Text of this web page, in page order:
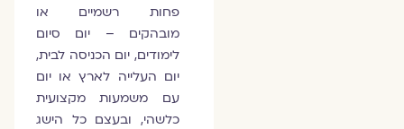
פחות רשמיים או
מובהקים – יום סיום
לימודים, יום הכניסה לבית,
יום העלייה לארץ או יום
עם משמעות מקצועית
כלשהי, ובעצם כל הישג